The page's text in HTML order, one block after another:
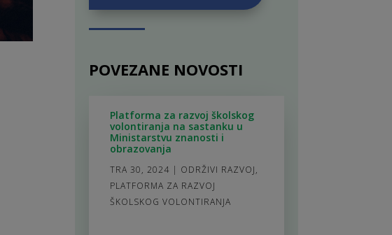
POVEZANE NOVOSTI
Platforma za razvoj školskog
volontiranja na sastanku u
Ministarstvu znanosti i
obrazovanja
TRA 30, 2024 | ODRŽIVI RAZVOJ,
PLATFORMA ZA RAZVOJ
ŠKOLSKOG VOLONTIRANJA